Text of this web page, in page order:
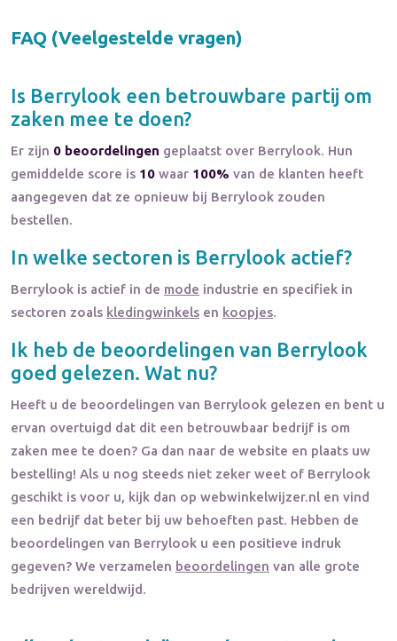
FAQ (Veelgestelde vragen)
Is Berrylook een betrouwbare partij om
zaken mee te doen?
Er zijn 0 beoordelingen geplaatst over Berrylook. Hun
gemiddelde score is 10 waar 100% van de klanten heeft
aangegeven dat ze opnieuw bij Berrylook zouden
bestellen.
In welke sectoren is Berrylook actief?
Berrylook is actief in de mode industrie en specifiek in
sectoren zoals kledingwinkels en koopjes.
Ik heb de beoordelingen van Berrylook
goed gelezen. Wat nu?
Heeft u de beoordelingen van Berrylook gelezen en bent u
ervan overtuigd dat dit een betrouwbaar bedrijf is om
zaken mee te doen? Ga dan naar de website en plaats uw
bestelling! Als u nog steeds niet zeker weet of Berrylook
geschikt is voor u, kijk dan op webwinkelwijzer.nl en vind
een bedrijf dat beter bij uw behoeften past. Hebben de
beoordelingen van Berrylook u een positieve indruk
gegeven? We verzamelen beoordelingen van alle grote
bedrijven wereldwijd.